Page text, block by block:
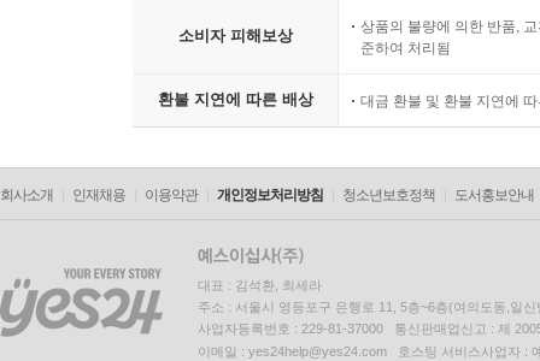
소비자 피해보상
상품의 불량에 의한 반품,
준하여 처리됨
환불 지연에 따른 배상 대금 환불 및 환불 지연에
회사소개 인재채용 이용약관 개인정보처리방침 청소년보호정책 도서홍보안내
대표 : 김석환, 최세라
주소 : 서울시 영등포구 은행로 11, 5층~6층(여의도동,일신
사업자등록번호 : 229-81-37000 통신판매업신고 : 제
이메일 : yes24help@yes24.com 호스팅 서비스사업자 :